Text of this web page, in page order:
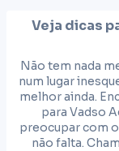
Veja dicas
Não tem nada
num lugar
melhor ainda.
para Vadso
preocupar com
não falta.